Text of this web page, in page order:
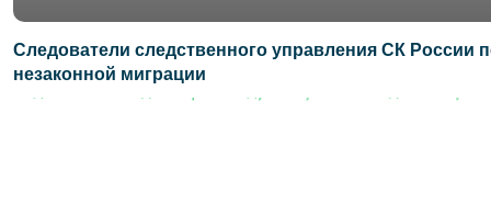
Следователи следственного управления СК России
незаконной миграции